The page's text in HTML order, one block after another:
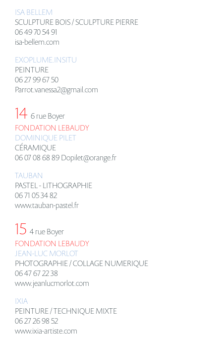
ISA BELLEM
SCULPTURE BOIS / SCULPTURE PIERRE
06 49 70 54 91
isa-bellem.com
EXOPLUME.INSITU
PEINTURE
06 27 99 67 50
Parrot.vanessa2@gmail.com
14 6 rue Boyer
FONDATION LEBAUDY
DOMINIQUE PILET
CÉRAMIQUE
06 07 08 68 89 Dopilet@orange.fr
TAUBAN
PASTEL - LITHOGRAPHIE
06 71 05 34 82
www.tauban-pastel.fr
15 4 rue Boyer
FONDATION LEBAUDY
JEAN-LUC MORLOT
PHOTOGRAPHIE / COLLAGE NUMERIQUE
06 47 67 22 38
www.jeanlucmorlot.com
IXIA
PEINTURE / TECHNIQUE MIXTE
06 27 26 98 52
www.ixia-artiste.com